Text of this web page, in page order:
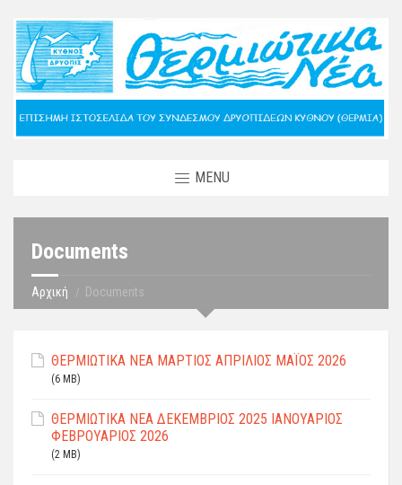
MENU
Documents
Αρχική Documents
ΘΕΡΜΙΩΤΙΚΑ ΝΕΑ ΜΑΡΤΙΟΣ ΑΠΡΙΛΙΟΣ ΜΑΪΟΣ 2026
(6 MB)
ΘEPMIΩTIKΑ ΝΕΑ ΔΕΚΕΜΒΡΙΟΣ 2025 ΙΑΝΟΥΑΡΙΟΣ
ΦEBPΟΥΑΡΙΟΣ 2026
(2 MB)